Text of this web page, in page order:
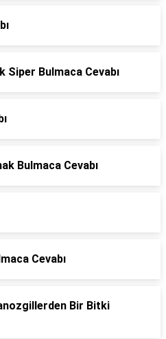
Siper Bulmaca Cevabı
Bulmaca Cevabı
Cevabı
Bir Bitki